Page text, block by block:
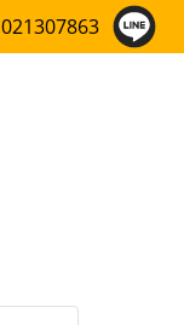
021307863